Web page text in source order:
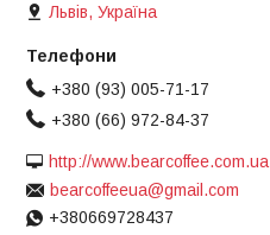
Львів, Україна
+380 (93) 005-71-17
+380 (66) 972-84-37
http://www.bearcoffee.com.ua
bearcoffeeua@gmail.com
+380669728437